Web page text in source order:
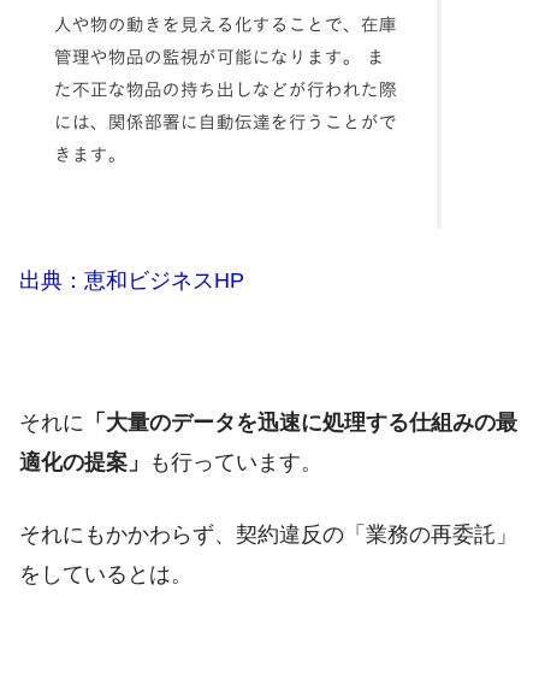
出典：恵和ビジネスHP
それに 「大量のデータを迅速に処理する仕組みの最
適化の提案」
も行っています。
それにもかかわらず、契約違反の「業務の再委託」
をしているとは。